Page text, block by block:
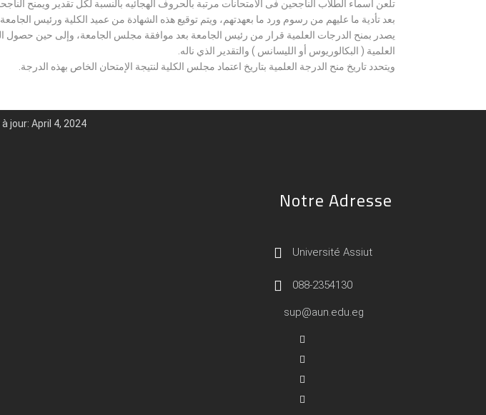
تلعن اسماء الطلاب الناجحين فى الامتحانات مرتبة بالحروف الهجائيه بالنسبة لكل تقدير ويمنح
بعد تأدية ما عليهم من رسوم ورد ما بعهدتهم، ويتم توقيع هذه الشهادة من عميد الكلية ورئيس الجامعة.
يصدر بمنح الدرجات العلمية قرار من رئيس الجامعة بعد موافقة مجلس الجامعة، وإلى حين حصول
العلمية ( البكالوريوس أو الليسانس ) والتقدير الذي ناله.
ويتحدد تاريخ منح الدرجة العلمية بتاريخ اعتماد مجلس الكلية لنتيجة الإمتحان الخاص بهذه الدرجة.
jour: April 4, 2024
Notre Adresse
Université Assiut
088-2354130
sup@aun.edu.eg